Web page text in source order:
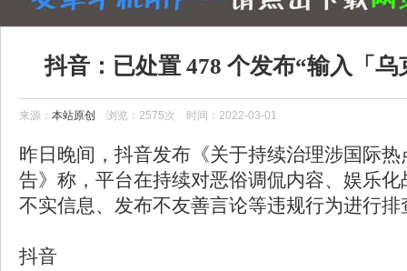
抖音：已处置 478 个发布“输入「
效”等不实信息的违规
来源： 本站原创 浏览：2575次 时间：2022-03-01
昨日晚间，抖音发布《关于持续治理涉国际
告》称，平台在持续对恶俗调侃内容、娱乐
不实信息、发布不友善言论等违规行为进行排
抖音